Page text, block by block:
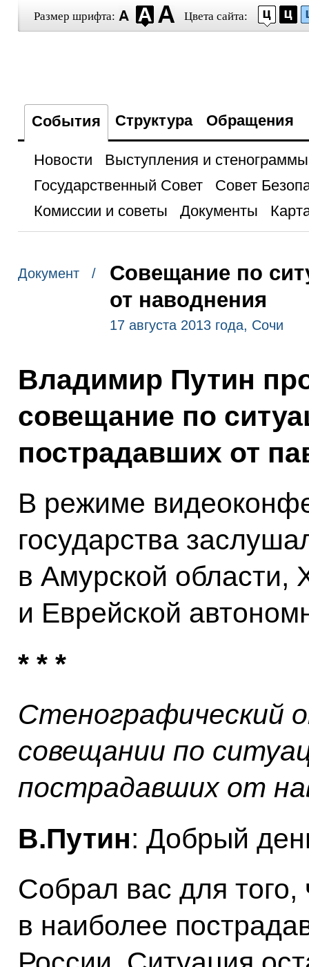
Размер шрифта: Цвета сайта:
События Структура Обращения
Новости
Выступления и стенограммы
Государственный Совет
Совет
Комиссии и советы
Документы
Документ /
Совещание по
от наводнения
17 августа 2013 года, Сочи
Владимир Путин
совещание по
пострадавших от
В режиме
государства
в Амурской области,
и Еврейской
* * *
Стенографический
совещании по
пострадавших от
В.Путин: Добрый
Собрал вас для
в наиболее